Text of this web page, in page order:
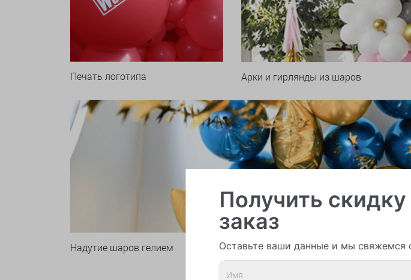
Печать логотипа Арки и гирлянды из шаров
Надутие шаров гелием
Получить
заказ
Оставьте ваши данные и мы свяжемся